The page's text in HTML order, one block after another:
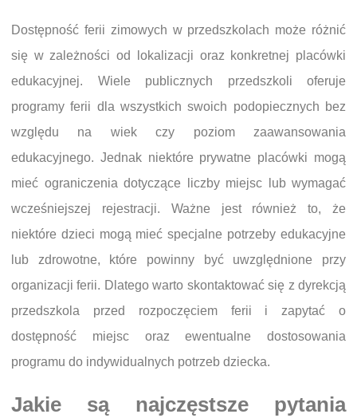
Dostępność ferii zimowych w przedszkolach może różnić
się w zależności od lokalizacji oraz konkretnej placówki
edukacyjnej. Wiele publicznych przedszkoli oferuje
programy ferii dla wszystkich swoich podopiecznych bez
względu na wiek czy poziom zaawansowania
edukacyjnego. Jednak niektóre prywatne placówki mogą
mieć ograniczenia dotyczące liczby miejsc lub wymagać
wcześniejszej rejestracji. Ważne jest również to, że
niektóre dzieci mogą mieć specjalne potrzeby edukacyjne
lub zdrowotne, które powinny być uwzględnione przy
organizacji ferii. Dlatego warto skontaktować się z dyrekcją
przedszkola przed rozpoczęciem ferii i zapytać o
dostępność miejsc oraz ewentualne dostosowania
programu do indywidualnych potrzeb dziecka.
Jakie są najczęstsze pytania